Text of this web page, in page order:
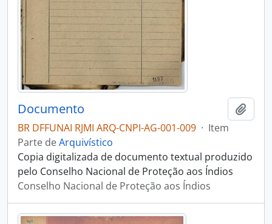
Documento
BR DFFUNAI RJMI ARQ-CNPI-AG-001-009 · Item
Parte deArquivístico
Copia digitalizada de documento textual produzido
pelo Conselho Nacional de Proteção aos Índios
Conselho Nacional de Proteção aos Índios